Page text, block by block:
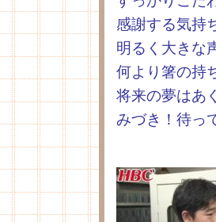
感謝する気持
明るく大きな
何より箸の持
将来の夢はあ
みづき！待っ